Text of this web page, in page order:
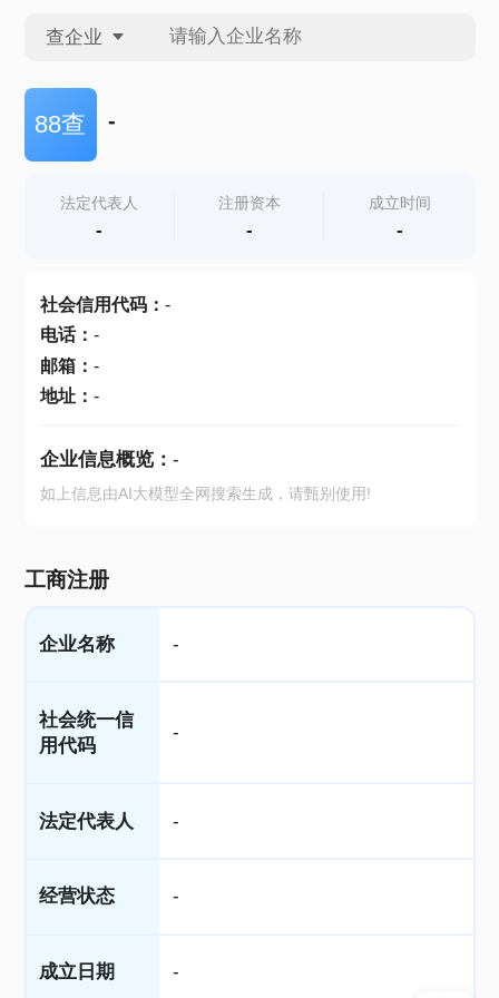
查企业
查企业
查产地
88查 -
法定代表人
-
注册资本
-
成立时间
-
社会信用代码： -
电话： -
邮箱： -
地址： -
企业信息概览： -
如上信息由AI大模型全网搜索生成，请甄别使用!
工商注册
企业名称 -
社会统一信
用代码
-
法定代表人 -
经营状态 -
成立日期 -